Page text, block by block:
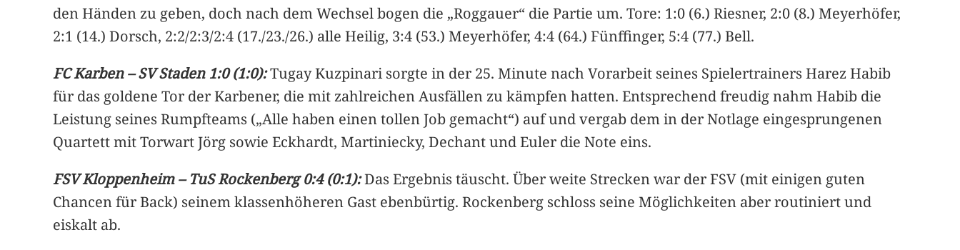
den Händen zu geben, doch nach dem Wechsel bogen die „Roggauer“ die Partie um. Tore: 1:0 (6.) Riesner, 2:0 (8.) Meyerhöfer,
2:1 (14.) Dorsch, 2:2/2:3/2:4 (17./23./26.) alle Heilig, 3:4 (53.) Meyerhöfer, 4:4 (64.) Fünffinger, 5:4 (77.) Bell.
FC Karben – SV Staden 1:0 (1:0):Tugay Kuzpinari sorgte in der 25. Minute nach Vorarbeit seines Spielertrainers Harez Habib
für das goldene Tor der Karbener, die mit zahlreichen Ausfällen zu kämpfen hatten. Entsprechend freudig nahm Habib die
Leistung seines Rumpfteams („Alle haben einen tollen Job gemacht“) auf und vergab dem in der Notlage eingesprungenen
Quartett mit Torwart Jörg sowie Eckhardt, Martiniecky, Dechant und Euler die Note eins.
FSV Kloppenheim – TuS Rockenberg 0:4 (0:1):Das Ergebnis täuscht. Über weite Strecken war der FSV (mit einigen guten
Chancen für Back) seinem klassenhöheren Gast ebenbürtig. Rockenberg schloss seine Möglichkeiten aber routiniert und
eiskalt ab.